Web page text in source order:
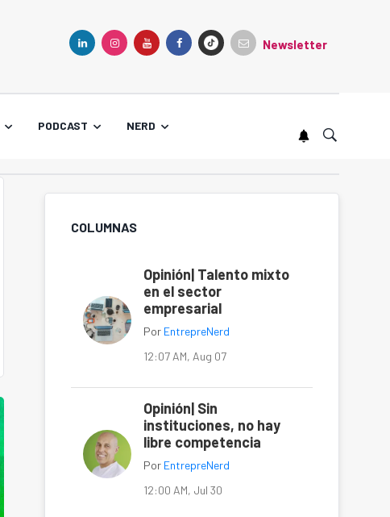
Newsletter
PODCAST NERD
COLUMNAS
Opinión| Talento mixto
en el sector
empresarial
Por EntrepreNerd
12:07 AM, Aug 07
Opinión| Sin
instituciones, no hay
libre competencia
Por EntrepreNerd
12:00 AM, Jul 30